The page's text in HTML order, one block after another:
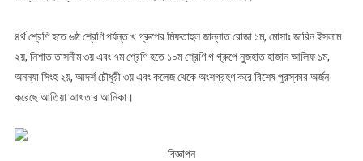
৪র্থ শ্রেণি হতে ৬ষ্ঠ শ্রেণি পর্যন্ত খ গ্রুপের মিফতাহুল জান্নাত রোজা ১ম, মোসাঃ জারিন ইসলাম
২য়, নিশাত তাসনীম ৩য় এবং ৭ম শ্রেণি হতে ১০ম শ্রেণি গ গ্রুপে নুজহাত হাজান আলিফ ১ম,
অনন্যা সিংহ ২য়, আদর্শ চৌধুরী ৩য় এবং কলেজ থেকে অংশগ্রহণ করে বিশেষ পুরস্কার অর্জন
করেছে আতিয়া আখতার আনিকা।
বিজ্ঞাপন